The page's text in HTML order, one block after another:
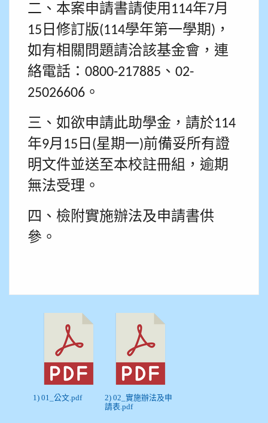
二、本案申請書請使用 114年7月
15 日修訂版(114學年第一學期 ) ，
如有相關問題請洽該基金會，連
絡電話： 0800-217885 、 02-
25026606 。
三、如欲申請此助學金，請於114
年9月 15 日 (星期一)前備妥所有證
明文件並送至本校註冊組，逾期
無法受理。
四、檢附實施辦法及申請書供
參。
1) 01_公文.pdf
2) 02_實施辦法及申
請表.pdf